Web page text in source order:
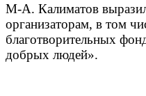
М-А. Калиматов
организаторам, в том
благотворительных
добрых людей».